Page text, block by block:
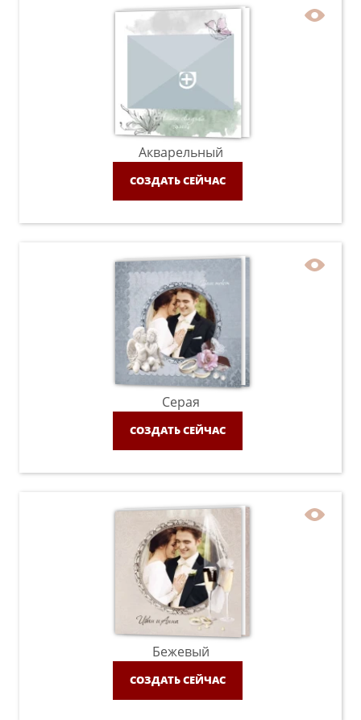
Акварельный
СОЗДАТЬ СЕЙЧАС
Серая
СОЗДАТЬ СЕЙЧАС
Бежевый
СОЗДАТЬ СЕЙЧАС